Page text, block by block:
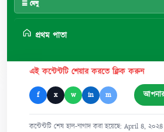
☰ মেনু
প্রথম পাতা
এই কন্টেন্টটি শেয়ার করতে ক্লিক করুন
f x w in m
কন্টেন্টটি শেষ হাল-নাগাদ করা হয়েছে: April ৪,